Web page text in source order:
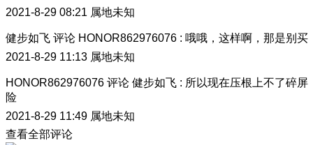
2021-8-29 08:21 属地未知
健步如飞 评论 HONOR862976076 : 哦哦，这样啊，那是别买
2021-8-29 11:13 属地未知
HONOR862976076 评论 健步如飞 : 所以现在压根上不了碎屏
险
2021-8-29 11:49 属地未知
查看全部评论